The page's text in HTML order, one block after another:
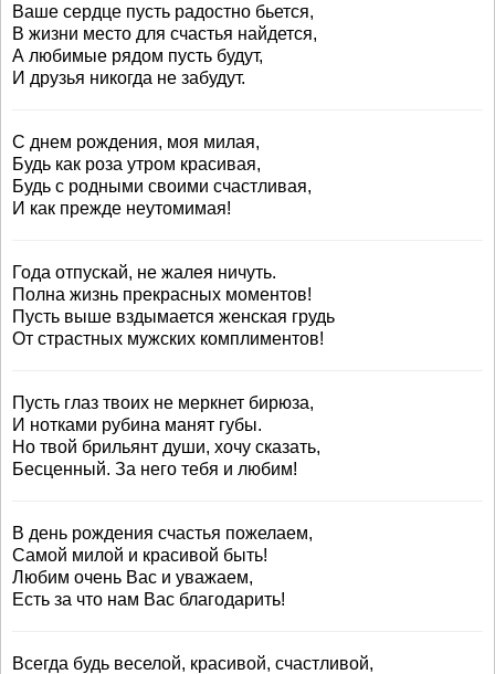
Ваше сердце пусть радостно бьется,
В жизни место для счастья найдется,
А любимые рядом пусть будут,
И друзья никогда не забудут.
С днем рождения, моя милая,
Будь как роза утром красивая,
Будь с родными своими счастливая,
И как прежде неутомимая!
Года отпускай, не жалея ничуть.
Полна жизнь прекрасных моментов!
Пусть выше вздымается женская грудь
От страстных мужских комплиментов!
Пусть глаз твоих не меркнет бирюза,
И нотками рубина манят губы.
Но твой брильянт души, хочу сказать,
Бесценный. За него тебя и любим!
В день рождения счастья пожелаем,
Самой милой и красивой быть!
Любим очень Вас и уважаем,
Есть за что нам Вас благодарить!
Всегда будь веселой, красивой, счастливой,